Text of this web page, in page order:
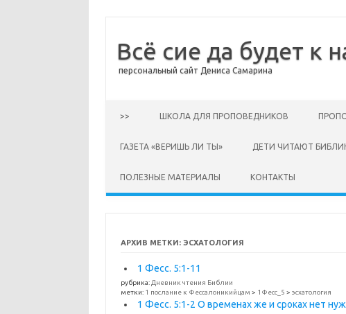
Всё сие да будет к
персональный сайт Дениса Самарина
>> ШКОЛА ДЛЯ ПРОПОВЕДНИКОВ
ГАЗЕТА «ВЕРИШЬ ЛИ ТЫ» ДЕТИ ЧИТАЮТ
ПОЛЕЗНЫЕ МАТЕРИАЛЫ КОНТАКТЫ
АРХИВ МЕТКИ: ЭСХАТОЛОГИЯ
1 Фесс. 5:1-11
рубрика: Дневник чтения Библии
метки: 1 послание к Фессалоникийцам > 1Фесс_5 > эсхатология
1 Фесс. 5:1-2 О временах же и сроках нет